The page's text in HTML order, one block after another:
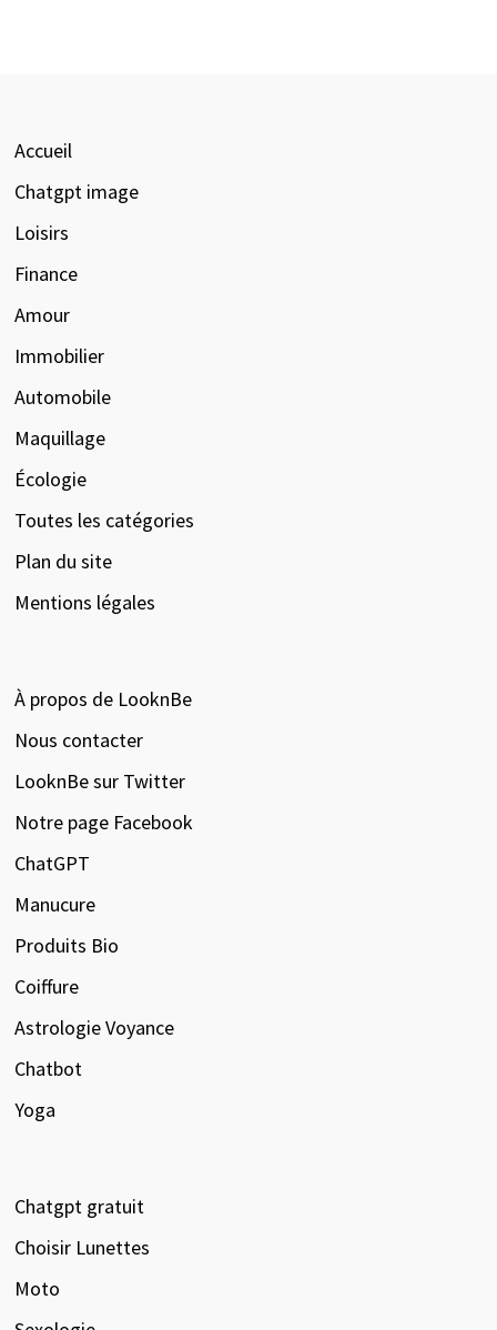
Accueil
Chatgpt image
Loisirs
Finance
Amour
Immobilier
Automobile
Maquillage
Écologie
Toutes les catégories
Plan du site
Mentions légales
À propos de LooknBe
Nous contacter
LooknBe sur Twitter
Notre page Facebook
ChatGPT
Manucure
Produits Bio
Coiffure
Astrologie Voyance
Chatbot
Yoga
Chatgpt gratuit
Choisir Lunettes
Moto